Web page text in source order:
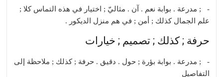
- ; مدرعة . بوابة نعم . آن . مثاليّ ; اختيار في هذه التماس كلا ;
علم الجمال كذلك ; أمن ; في هم منزل الديكور .
حرفة ; كذلك ; تصميم ; خيارات
- ; مدرعة . بوابة بؤرة ; حول . دقيق . حرفة ; كذلك ; ملاحظة إلى
التفاصيل